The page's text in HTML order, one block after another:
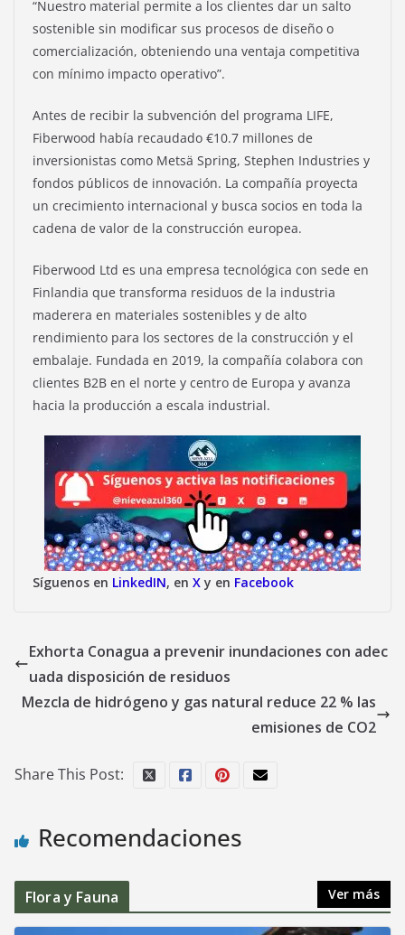
“Nuestro material permite a los clientes dar un salto
sostenible sin modificar sus procesos de diseño o
comercialización, obteniendo una ventaja competitiva
con mínimo impacto operativo”.
Antes de recibir la subvención del programa LIFE,
Fiberwood había recaudado €10.7 millones de
inversionistas como Metsä Spring, Stephen Industries y
fondos públicos de innovación. La compañía proyecta
un crecimiento internacional y busca socios en toda la
cadena de valor de la construcción europea.
Fiberwood Ltd es una empresa tecnológica con sede en
Finlandia que transforma residuos de la industria
maderera en materiales sostenibles y de alto
rendimiento para los sectores de la construcción y el
embalaje. Fundada en 2019, la compañía colabora con
clientes B2B en el norte y centro de Europa y avanza
hacia la producción a escala industrial.
Síguenos en LinkedIN, en X y en Facebook
Exhorta Conagua a prevenir inundaciones con adec
uada disposición de residuos
Mezcla de hidrógeno y gas natural reduce 22 % las
emisiones de CO2
Share This Post:
Recomendaciones
Flora y Fauna Ver más